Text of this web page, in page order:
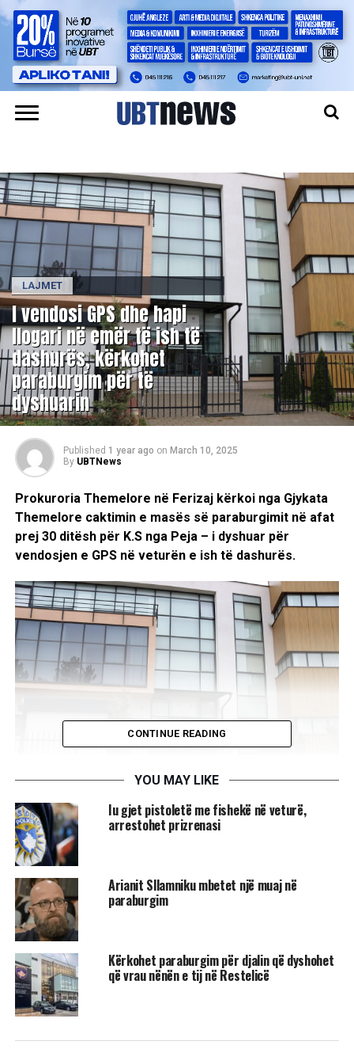
LAJMET
​I vendosi GPS dhe hapi
llogari në emër të ish të
dashurës, kërkohet
paraburgim për të
dyshuarin
Published 1 year ago on March 10, 2025
By UBTNews
Prokuroria Themelore në Ferizaj kërkoi nga Gjykata
Themelore caktimin e masës së paraburgimit në afat
prej 30 ditësh për K.S nga Peja – i dyshuar për
vendosjen e GPS në veturën e ish të dashurës.
“Sipas Prokurorisë, ekziston dyshimi i bazuar se gjatë vitit
2025, në komunën e Shtimes, i pandehuri në vazhdimësi
është përfshirë në sjellje të vëmendjes së padëshirueshme,
duke e vënë nën vëzhgim me qëllim të ngacmimit të
dëmtuarën V.Z., me të cilën ka qenë në lidhje dashurie”
thuhet në njoftim.
K.S dyshohet se në veturën personale të viktimës kishte
vendosur GPS si dhe kishte hapur llogari në emër të saj në
rrjetin social “Instagram” – duke postuar fotografi me
mbishkrime denigruese.
CONTINUE READING
YOU MAY LIKE
​Iu gjet pistoletë me fishekë në veturë,
arrestohet prizrenasi
​Arianit Sllamniku mbetet një muaj në
paraburgim
Kërkohet paraburgim për djalin që dyshohet
që vrau nënën e tij në Restelicë